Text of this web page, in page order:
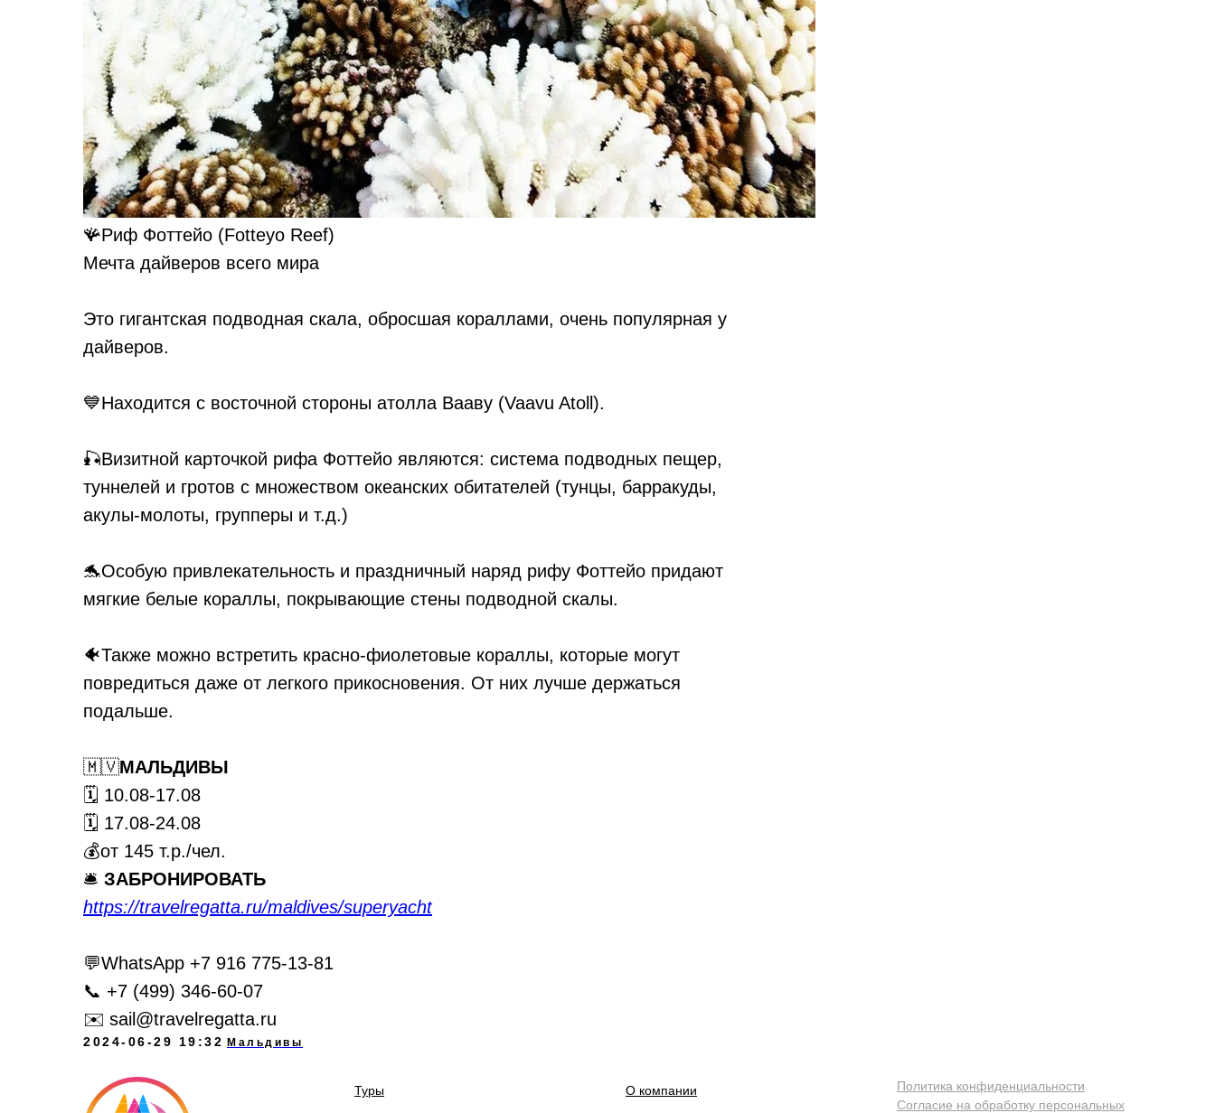
🪸Риф Фоттейо (Fotteyo Reef)
Мечта дайверов всего мира
Это гигантская подводная скала, обросшая кораллами, очень популярная у
дайверов.
💙Находится с восточной стороны атолла Вааву (Vaavu Atoll).
🎣Визитной карточкой рифа Фоттейо являются: система подводных пещер,
туннелей и гротов с множеством океанских обитателей (тунцы, барракуды,
акулы-молоты, групперы и т.д.)
🐬Особую привлекательность и праздничный наряд рифу Фоттейо придают
мягкие белые кораллы, покрывающие стены подводной скалы.
🐠Также можно встретить красно-фиолетовые кораллы, которые могут
повредиться даже от легкого прикосновения. От них лучше держаться
подальше.
🇲🇻МАЛЬДИВЫ
🗓 10.08-17.08
🗓 17.08-24.08
💰от 145 т.р./чел.
🛎️ ЗАБРОНИРОВАТЬ
https://travelregatta.ru/maldives/superyacht
💬WhatsApp +7 916 775-13-81
📞 +7 (499) 346-60-07
✉️ sail@travelregatta.ru
2024-06-29 19:32 Мальдивы
Туры
О компании
Политика конфиденциальности
Согласие на обработку персональных